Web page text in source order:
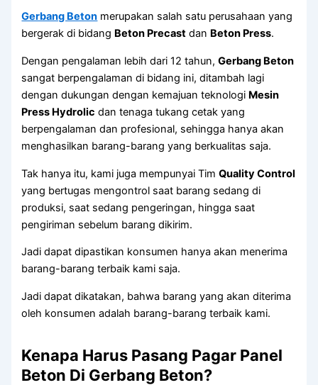
Gerbang Beton merupakan salah satu perusahaan yang
bergerak di bidang Beton Precast dan Beton Press.
Dengan pengalaman lebih dari 12 tahun,Gerbang Beton
sangat berpengalaman di bidang ini, ditambah lagi
dengan dukungan dengan kemajuan teknologi Mesin
Press Hydrolic dan tenaga tukang cetak yang
berpengalaman dan profesional, sehingga hanya akan
menghasilkan barang-barang yang berkualitas saja.
Tak hanya itu, kami juga mempunyai TimQuality Control
yang bertugas mengontrol saat barang sedang di
produksi, saat sedang pengeringan, hingga saat
pengiriman sebelum barang dikirim.
Jadi dapat dipastikan konsumen hanya akan menerima
barang-barang terbaik kami saja.
Jadi dapat dikatakan, bahwa barang yang akan diterima
oleh konsumen adalah barang-barang terbaik kami.
Kenapa Harus Pasang Pagar Panel
Beton Di Gerbang Beton?